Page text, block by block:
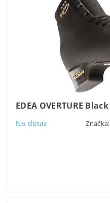
EDEA OVERTURE Black
Na dotaz Značka: